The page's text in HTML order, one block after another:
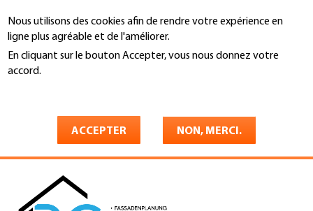
Nous utilisons des cookies afin de rendre votre expérience en
ligne plus agréable et de l'améliorer.
En cliquant sur le bouton Accepter, vous nous donnez votre
accord.
ACCEPTER NON, MERCI.
au
contenu
principal
Recherche
You